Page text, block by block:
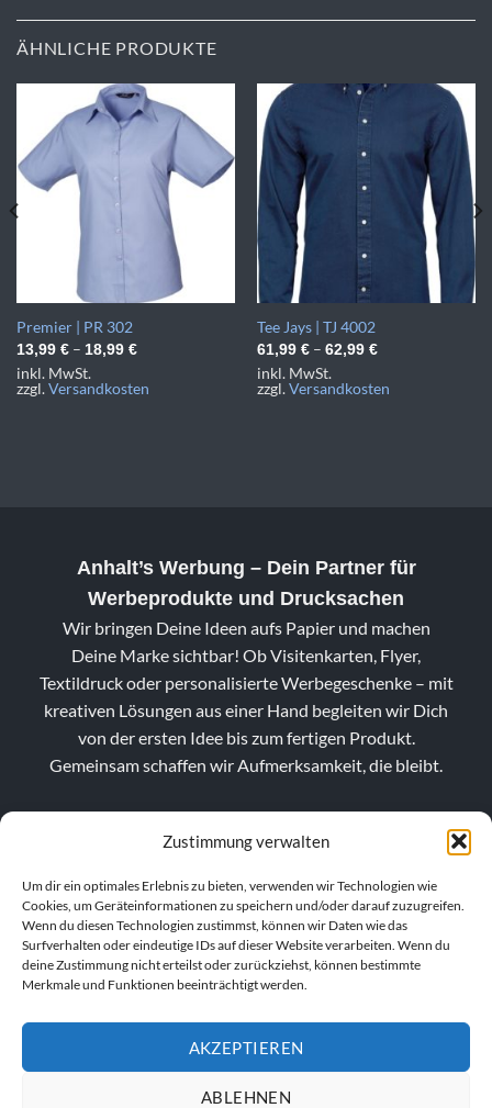
Zustimmung verwalten
Um dir ein optimales Erlebnis zu bieten, verwenden wir Technologien wie
Cookies, um Geräteinformationen zu speichern und/oder darauf zuzugreifen.
Wenn du diesen Technologien zustimmst, können wir Daten wie das
Surfverhalten oder eindeutige IDs auf dieser Website verarbeiten. Wenn du
deine Zustimmung nicht erteilst oder zurückziehst, können bestimmte
Merkmale und Funktionen beeinträchtigt werden.
AKZEPTIEREN
ABLEHNEN
ÄHNLICHE PRODUKTE
Premier | PR 302
13,99 €– 18,99 €
inkl. MwSt.
zzgl.Versandkosten
Tee Jays | TJ 4002
61,99 €– 62,99 €
inkl. MwSt.
zzgl.Versandkosten
Anhalt’s Werbung – Dein Partner für
Werbeprodukte und Drucksachen
Wir bringen Deine Ideen aufs Papier und machen
Deine Marke sichtbar! Ob Visitenkarten, Flyer,
Textildruck oder personalisierte Werbegeschenke – mit
kreativen Lösungen aus einer Hand begleiten wir Dich
von der ersten Idee bis zum fertigen Produkt.
Gemeinsam schaffen wir Aufmerksamkeit, die bleibt.